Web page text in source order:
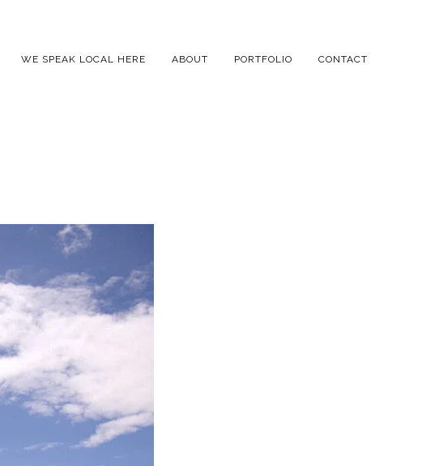
WE SPEAK LOCAL HERE ABOUT PORTFOLIO CONTACT